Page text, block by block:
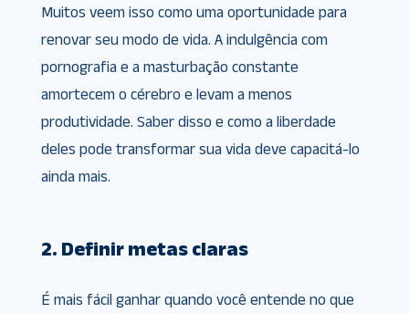
Muitos veem isso como uma oportunidade para
renovar seu modo de vida. A indulgência com
pornografia e a masturbação constante
amortecem o cérebro e levam a menos
produtividade. Saber disso e como a liberdade
deles pode transformar sua vida deve capacitá-lo
ainda mais.
2. Definir metas claras
É mais fácil ganhar quando você entende no que